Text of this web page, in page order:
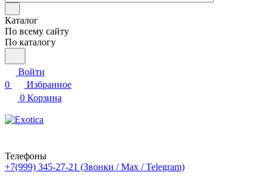
Каталог
По всему сайту
По каталогу
Войти
0
Избранное
0 Корзина
Телефоны
+7(999) 345-27-21 (Звонки / Max / Telegram)